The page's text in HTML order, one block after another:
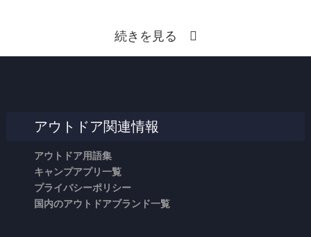
続きを見る
アウトドア関連情報
アウトドア用語集
キャンプアプリ一覧
プライバシーポリシー
国内のアウトドアブランド一覧